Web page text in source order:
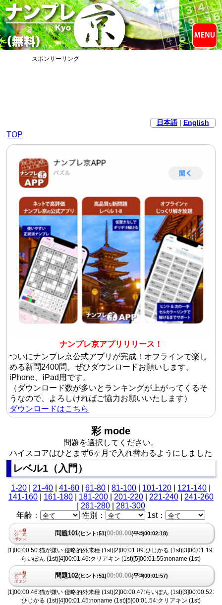
スポンサーリンク
日本語| English
TOP
ナンプレ京アプリリリース！
ついにナンプレ京公式アプリが完成！オフラインで楽し
める新問2400問。ぜひダウンロードお願いします。
iPhone、iPad用です。
（ダウンロード数が多いとランキングが上がってくるそ
うなので、よろしければご協力お願いいたします）
ダウンロードはこちら
彩 mode
問題を選択してください。
ハイスコアはひとまず6ヶ月で入れ替わるようにしました
レベル1（入門）
1-20 21-40 |41-60 |61-80 |81-100 101-120 121-140
141-160| 161-180| 181-200| 201-220| 221-240| 241-260
261-280| 281-300
年齢：
性別： 1st：
問題101(ヒント:51)00:00.00(平均00:02:18)
[1]00:00.50:猫が嫌い 侵略的外来種 (1st)[2]00:01.09:ひじかる (1st)[3]00:01.19:
らいぽん (1st)[4]00:01.46:クリアキン (1st)[5]00:01.55:noname (1st)
問題102(ヒント:51)00:00.00(平均00:01:57)
[1]00:00.46:猫が嫌い 侵略的外来種 (1st)[2]00:00.47:らいぽん (1st)[3]00:00.52:
ひじかる (1st)[4]00:01.45:noname (1st)[5]00:01.54:クリアキン (1st)